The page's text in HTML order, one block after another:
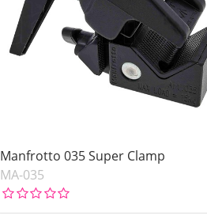
Manfrotto 035 Super Clamp
MA-035